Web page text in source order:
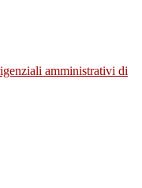
amministrativi di